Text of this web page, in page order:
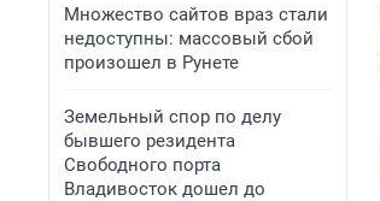
Множество сайтов враз стали
недоступны: массовый сбой
произошел в Рунете
Земельный спор по делу
бывшего резидента
Свободного порта
Владивосток дошел до